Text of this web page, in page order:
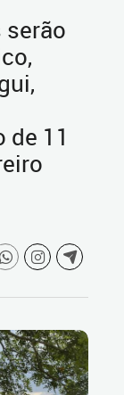
de 11